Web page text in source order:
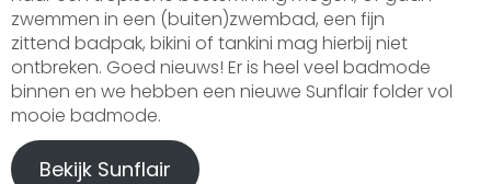
zwemmen in een (buiten)zwembad, een fijn
zittend badpak, bikini of tankini mag hierbij niet
ontbreken. Goed nieuws! Er is heel veel badmode
binnen en we hebben een nieuwe Sunflair folder vol
mooie badmode.
Bekijk Sunflair